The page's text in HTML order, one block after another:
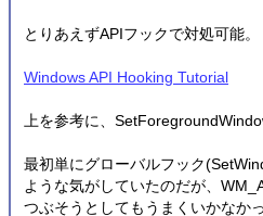
とりあえずAPIフックで対処可能。
Windows API Hooking Tutorial
上を参考に、
最初単にグローバルフック
ような気がしていたのだが、
つぶそうとしてもうまくいかなか